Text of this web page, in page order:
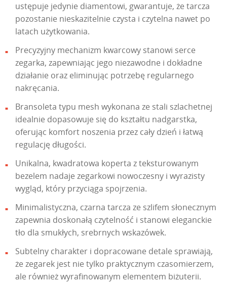
ustępuje jedynie diamentowi, gwarantuje, że tarcza
pozostanie nieskazitelnie czysta i czytelna nawet po
latach użytkowania.
Precyzyjny mechanizm kwarcowy stanowi serce
zegarka, zapewniając jego niezawodne i dokładne
działanie oraz eliminując potrzebę regularnego
nakręcania.
Bransoleta typu mesh wykonana ze stali szlachetnej
idealnie dopasowuje się do kształtu nadgarstka,
oferując komfort noszenia przez cały dzień i łatwą
regulację długości.
Unikalna, kwadratowa koperta z teksturowanym
bezelem nadaje zegarkowi nowoczesny i wyrazisty
wygląd, który przyciąga spojrzenia.
Minimalistyczna, czarna tarcza ze szlifem słonecznym
zapewnia doskonałą czytelność i stanowi eleganckie
tło dla smukłych, srebrnych wskazówek.
Subtelny charakter i dopracowane detale sprawiają,
że zegarek jest nie tylko praktycznym czasomierzem,
ale również wyrafinowanym elementem biżuterii.